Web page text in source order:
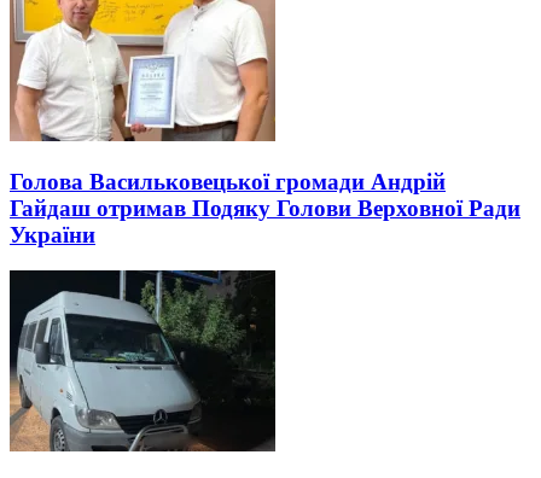
Голова Васильковецької громади Андрій
Гайдаш отримав Подяку Голови Верховної Ради
України